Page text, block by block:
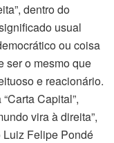
dentro do
usual
ou coisa
ser o mesmo que
e reacionário.
Capital”,
vira à direita”,
Luiz Felipe Pondé